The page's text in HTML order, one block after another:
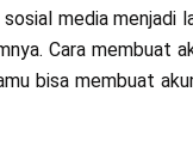
media menjadi
Cara membuat
bisa membuat